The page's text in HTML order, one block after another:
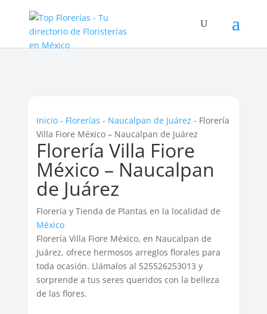
Inicio- Florerías - Naucalpan de Juárez - Florería
Villa Fiore México – Naucalpan de Juárez
Florería Villa Fiore
México – Naucalpan
de Juárez
Florería y Tienda de Plantas en la localidad de
México
Florería Villa Fiore México, en Naucalpan de
Juárez, ofrece hermosos arreglos florales para
toda ocasión. Llámalos al 525526253013 y
sorprende a tus seres queridos con la belleza
de las flores.